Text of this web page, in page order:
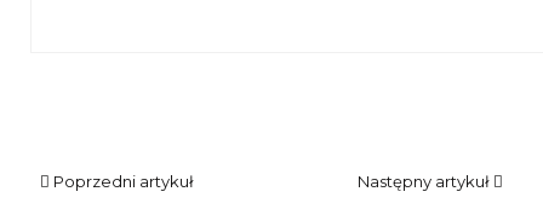
Poprzedni artykuł Następny artykuł